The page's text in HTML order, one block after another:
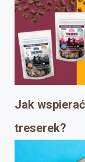
Jak
treserek?